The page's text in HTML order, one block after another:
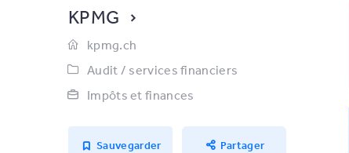
KPMG
kpmg.ch
Audit / services financiers
Impôts et finances
Sauvegarder Partager